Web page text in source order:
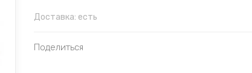
Доставка: есть
Поделиться